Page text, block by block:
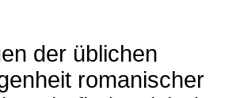
der üblichen
romanischer